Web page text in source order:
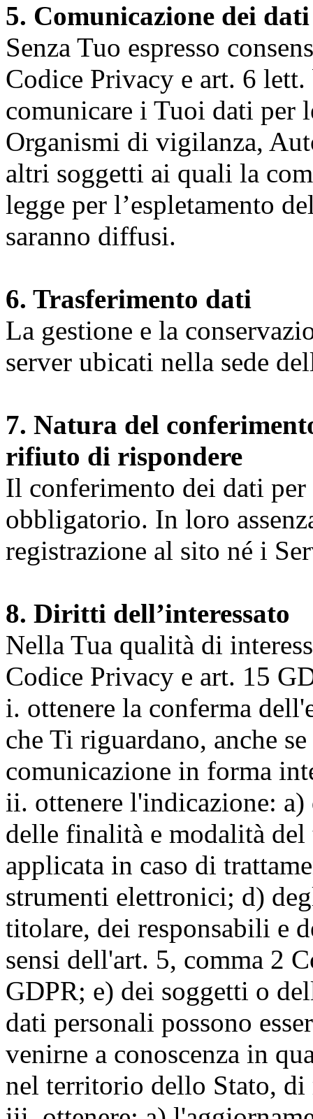
5. Comunicazione dei dati
Senza Tuo espresso
Codice Privacy e art. 6
comunicare i Tuoi dati per
Organismi di vigilanza,
altri soggetti ai quali la
legge per l’espletamento
saranno diffusi.
6. Trasferimento dati
La gestione e la
server ubicati nella sede
7. Natura del
rifiuto di rispondere
Il conferimento dei dati
obbligatorio. In loro
registrazione al sito né i
8. Diritti dell’interessato
Nella Tua qualità di
Codice Privacy e art. 15
i. ottenere la conferma
che Ti riguardano, anche
comunicazione in forma
ii. ottenere l'indicazione:
delle finalità e modalità
applicata in caso di
strumenti elettronici; d)
titolare, dei responsabili e
sensi dell'art. 5, comma 2
GDPR; e) dei soggetti o
dati personali possono
venirne a conoscenza in
nel territorio dello Stato,